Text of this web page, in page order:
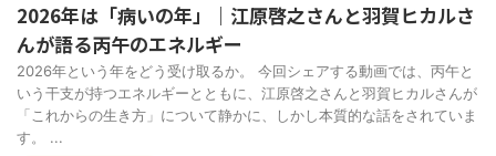
2026年は「病いの年」｜江原啓之さんと羽賀ヒカルさ
んが語る丙午のエネルギー
2026年という年をどう受け取るか。 今回シェアする動画では、丙午と
いう干支が持つエネルギーとともに、江原啓之さんと羽賀ヒカルさんが
「これからの生き方」について静かに、しかし本質的な話をされていま
す。 ...